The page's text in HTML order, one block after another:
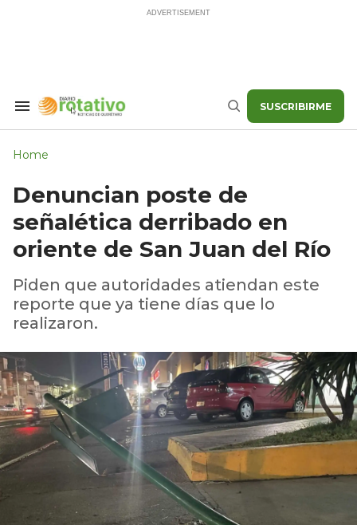
Search
Buscar SUSCRIBIRME
Home
Denuncian poste de
señalética derribado en
oriente de San Juan del Río
Piden que autoridades atiendan este
reporte que ya tiene días que lo
realizaron.